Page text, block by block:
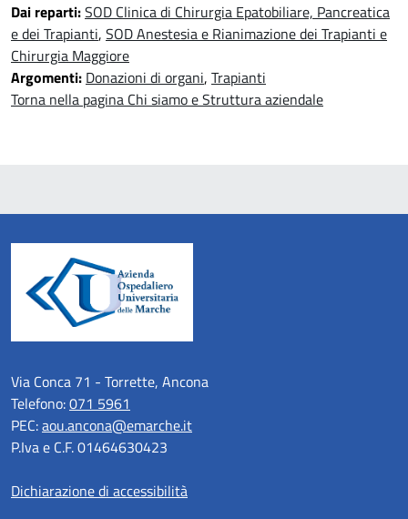
Dai reparti:SOD Clinica di Chirurgia Epatobiliare, Pancreatica
e dei Trapianti, SOD Anestesia e Rianimazione dei Trapianti e
Chirurgia Maggiore
Argomenti: Donazioni di organi, Trapianti
Torna nella pagina Chi siamo e Struttura aziendale
Via Conca 71 - Torrette, Ancona
Telefono:071 5961
PEC:aou.ancona@emarche.it
P.Iva e C.F. 01464630423
Dichiarazione di accessibilità